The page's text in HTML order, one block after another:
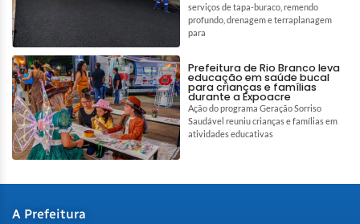
serviços de tapa-buraco, remendo
profundo, drenagem e terraplanagem
para
Prefeitura de Rio Branco leva
educação em saúde bucal
para crianças e famílias
durante a Expoacre
Ação do programa Geração Sorriso
Saudável reuniu crianças e famílias em
atividades educativas
A Prefeitura